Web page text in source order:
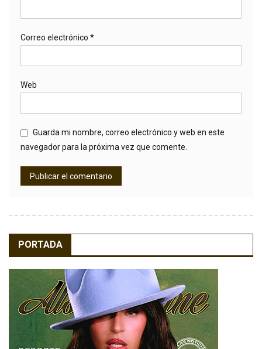
Correo electrónico *
Web
Guarda mi nombre, correo electrónico y web en este
navegador para la próxima vez que comente.
PORTADA